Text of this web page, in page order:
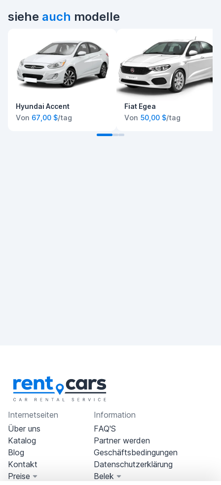
siehe auch modelle
Hyundai Accent
Von 67,00 $/tag
Fiat Egea
Von 50,00 $/tag
Internetseiten
Über uns
Katalog
Blog
Kontakt
Preise
Information
FAQ'S
Partner werden
Geschäftsbedingungen
Datenschutzerklärung
Belek